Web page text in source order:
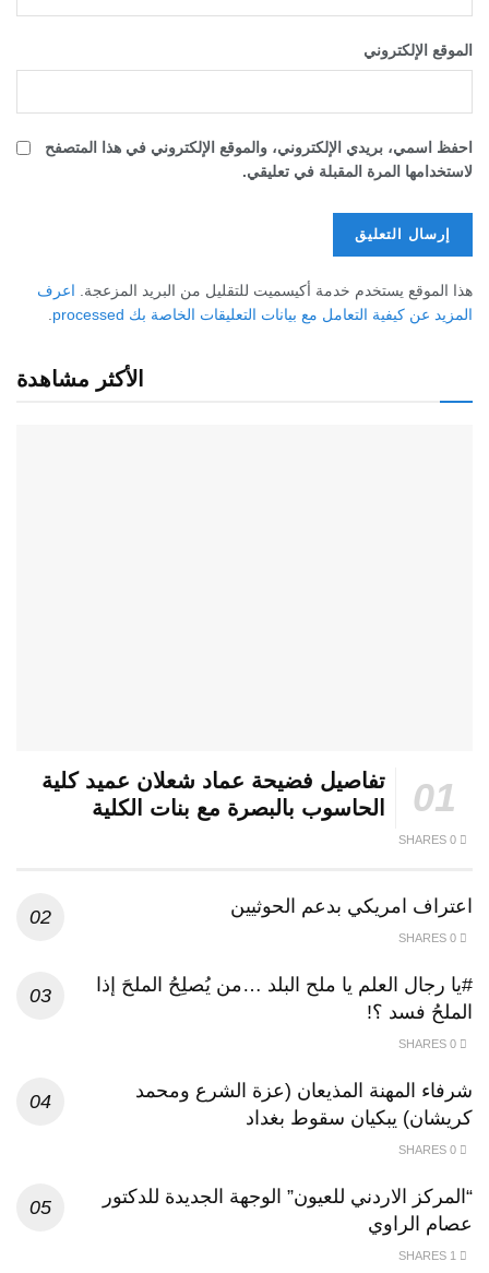
الموقع الإلكتروني
احفظ اسمي، بريدي الإلكتروني، والموقع الإلكتروني في هذا المتصفح
لاستخدامها المرة المقبلة في تعليقي.
هذا الموقع يستخدم خدمة أكيسميت للتقليل من البريد المزعجة. اعرف
المزيد عن كيفية التعامل مع بيانات التعليقات الخاصة بك processed
.
الأكثر مشاهدة
تفاصيل فضيحة عماد شعلان عميد كلية
الحاسوب بالبصرة مع بنات الكلية
اعتراف امريكي بدعم الحوثيين
#يا رجال العلم يا ملح البلد …من يُصلِحُ الملحَ إذا
الملحُ فسد ؟!
شرفاء المهنة المذيعان (عزة الشرع ومحمد
كريشان) يبكيان سقوط بغداد
“المركز الاردني للعيون” الوجهة الجديدة للدكتور
عصام الراوي